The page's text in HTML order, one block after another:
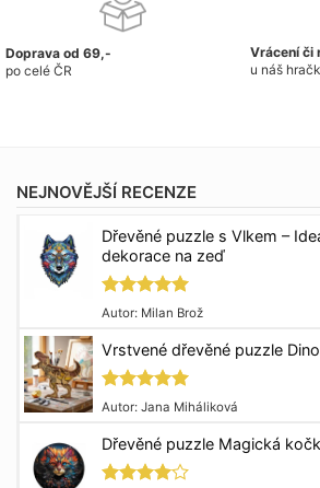
Doprava od 69,-
po celé ČR
Vrácení či
u náš
NEJNOVĚJŠÍ RECENZE
Dřevěné puzzle s Vlkem –
dekorace na zeď
Hodnocení
Autor: Milan Brož
Vrstvené dřevěné puzzle
Hodnocení
Autor: Jana Miháliková
Dřevěné puzzle Magická